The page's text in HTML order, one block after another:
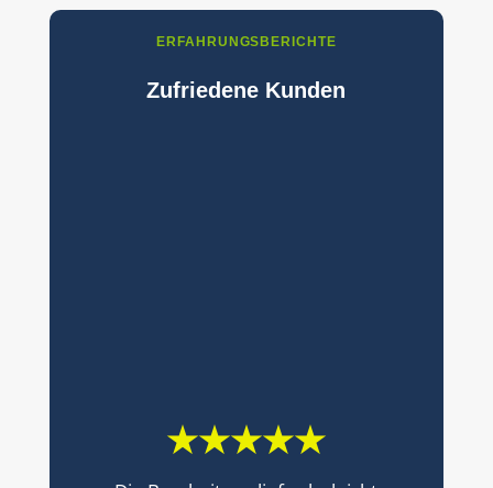
ERFAHRUNGSBERICHTE
Zufriedene Kunden
★★★★★